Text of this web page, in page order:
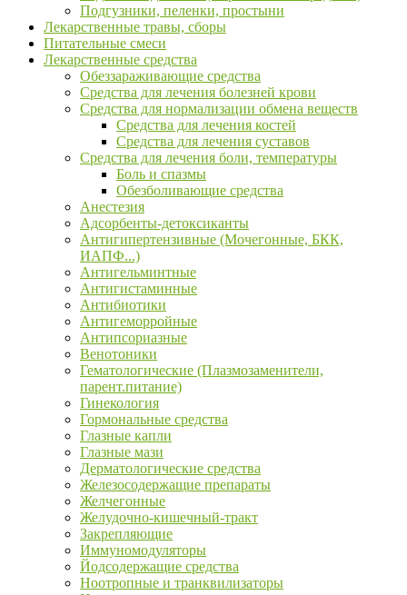
Подгузники, пеленки, простыни
Лекарственные травы, сборы
Питательные смеси
Лекарственные средства
Обеззараживающие средства
Средства для лечения болезней крови
Средства для нормализации обмена веществ
Средства для лечения костей
Средства для лечения суставов
Средства для лечения боли, температуры
Боль и спазмы
Обезболивающие средства
Анестезия
Адсорбенты-детоксиканты
Антигипертензивные (Мочегонные, БКК,
ИАПФ...)
Антигельминтные
Антигистаминные
Антибиотики
Антигеморройные
Антипсориазные
Венотоники
Гематологические (Плазмозаменители,
парент.питание)
Гинекология
Гормональные средства
Глазные капли
Глазные мази
Дерматологические средства
Железосодержащие препараты
Желчегонные
Желудочно-кишечный-тракт
Закрепляющие
Иммуномодуляторы
Йодсодержащие средства
Ноотропные и транквилизаторы